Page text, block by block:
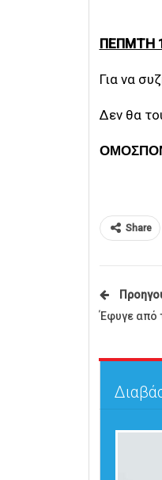
ΠΕΠΜΤΗ
Για να
Δεν θα
Share
Έφυγε από